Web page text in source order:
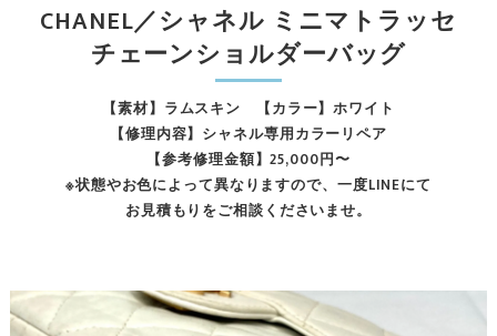
【素材】ラムスキン 【カラー】ホワイト
【修理内容】シャネル専用カラーリペア
【参考修理金額】25,000円〜
※状態やお色によって異なりますので、一度LINEにて
お見積もりをご相談くださいませ。
CHANEL／シャネル ミニマトラッセ
チェーンショルダーバッグ